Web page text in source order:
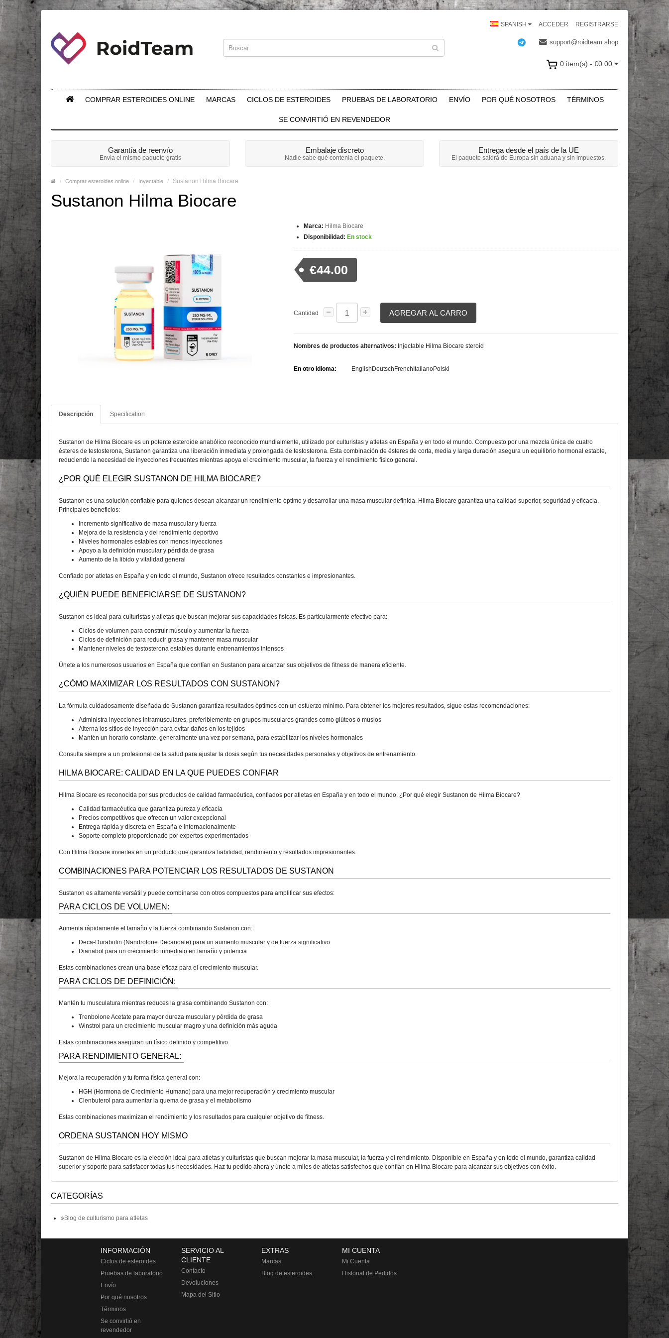
ACCEDER REGISTRARSE
SPANISH
support@roidteam.shop
0 item(s) - €0.00
COMPRAR ESTEROIDES ONLINE MARCAS CICLOS DE ESTEROIDES PRUEBAS DE LABORATORIO ENVÍO POR QUÉ NOSOTROS TÉRMINOS
SE CONVIRTIÓ EN REVENDEDOR
Garantía de reenvío
Envía el mismo paquete gratis
Embalaje discreto
Nadie sabe qué contenía el paquete.
Entrega desde el país de la UE
El paquete saldrá de Europa sin aduana y sin impuestos.
Comprar esteroides online Inyectable Sustanon Hilma Biocare
Sustanon Hilma Biocare
Marca: Hilma Biocare
Disponibilidad: En stock
€44.00
Cantidad AGREGAR AL CARRO
Nombres de productos alternativos: Injectable Hilma Biocare steroid
En otro idioma: English Deutsch French ItalianoPolski
Descripción Specification
Sustanon de Hilma Biocare es un potente esteroide anabólico reconocido mundialmente, utilizado por culturistas y atletas en España y en todo el mundo. Compuesto por una mezcla única de cuatro
ésteres de testosterona, Sustanon garantiza una liberación inmediata y prolongada de testosterona. Esta combinación de ésteres de corta, media y larga duración asegura un equilibrio hormonal estable,
reduciendo la necesidad de inyecciones frecuentes mientras apoya el crecimiento muscular, la fuerza y el rendimiento físico general.
¿POR QUÉ ELEGIR SUSTANON DE HILMA BIOCARE?
Sustanon es una solución confiable para quienes desean alcanzar un rendimiento óptimo y desarrollar una masa muscular definida. Hilma Biocare garantiza una calidad superior, seguridad y eficacia.
Principales beneficios:
Incremento significativo de masa muscular y fuerza
Mejora de la resistencia y del rendimiento deportivo
Niveles hormonales estables con menos inyecciones
Apoyo a la definición muscular y pérdida de grasa
Aumento de la libido y vitalidad general
Confiado por atletas en España y en todo el mundo, Sustanon ofrece resultados constantes e impresionantes.
¿QUIÉN PUEDE BENEFICIARSE DE SUSTANON?
Sustanon es ideal para culturistas y atletas que buscan mejorar sus capacidades físicas. Es particularmente efectivo para:
Ciclos de volumen para construir músculo y aumentar la fuerza
Ciclos de definición para reducir grasa y mantener masa muscular
Mantener niveles de testosterona estables durante entrenamientos intensos
Únete a los numerosos usuarios en España que confían en Sustanon para alcanzar sus objetivos de fitness de manera eficiente.
¿CÓMO MAXIMIZAR LOS RESULTADOS CON SUSTANON?
La fórmula cuidadosamente diseñada de Sustanon garantiza resultados óptimos con un esfuerzo mínimo. Para obtener los mejores resultados, sigue estas recomendaciones:
Administra inyecciones intramusculares, preferiblemente en grupos musculares grandes como glúteos o muslos
Alterna los sitios de inyección para evitar daños en los tejidos
Mantén un horario constante, generalmente una vez por semana, para estabilizar los niveles hormonales
Consulta siempre a un profesional de la salud para ajustar la dosis según tus necesidades personales y objetivos de entrenamiento.
HILMA BIOCARE: CALIDAD EN LA QUE PUEDES CONFIAR
Hilma Biocare es reconocida por sus productos de calidad farmacéutica, confiados por atletas en España y en todo el mundo. ¿Por qué elegir Sustanon de Hilma Biocare?
Calidad farmacéutica que garantiza pureza y eficacia
Precios competitivos que ofrecen un valor excepcional
Entrega rápida y discreta en España e internacionalmente
Soporte completo proporcionado por expertos experimentados
Con Hilma Biocare inviertes en un producto que garantiza fiabilidad, rendimiento y resultados impresionantes.
COMBINACIONES PARA POTENCIAR LOS RESULTADOS DE SUSTANON
Sustanon es altamente versátil y puede combinarse con otros compuestos para amplificar sus efectos:
PARA CICLOS DE VOLUMEN:
Aumenta rápidamente el tamaño y la fuerza combinando Sustanon con:
Deca-Durabolin (Nandrolone Decanoate) para un aumento muscular y de fuerza significativo
Dianabol para un crecimiento inmediato en tamaño y potencia
Estas combinaciones crean una base eficaz para el crecimiento muscular.
PARA CICLOS DE DEFINICIÓN:
Mantén tu musculatura mientras reduces la grasa combinando Sustanon con:
Trenbolone Acetate para mayor dureza muscular y pérdida de grasa
Winstrol para un crecimiento muscular magro y una definición más aguda
Estas combinaciones aseguran un físico definido y competitivo.
PARA RENDIMIENTO GENERAL:
Mejora la recuperación y tu forma física general con:
HGH (Hormona de Crecimiento Humano) para una mejor recuperación y crecimiento muscular
Clenbuterol para aumentar la quema de grasa y el metabolismo
Estas combinaciones maximizan el rendimiento y los resultados para cualquier objetivo de fitness.
ORDENA SUSTANON HOY MISMO
Sustanon de Hilma Biocare es la elección ideal para atletas y culturistas que buscan mejorar la masa muscular, la fuerza y el rendimiento. Disponible en España y en todo el mundo, garantiza calidad
superior y soporte para satisfacer todas tus necesidades. Haz tu pedido ahora y únete a miles de atletas satisfechos que confían en Hilma Biocare para alcanzar sus objetivos con éxito.
CATEGORÍAS
Blog de culturismo para atletas
INFORMACIÓN
Ciclos de esteroides
Pruebas de laboratorio
Envío
Por qué nosotros
Términos
Se convirtió en
revendedor
SERVICIO AL
CLIENTE
Contacto
Devoluciones
Mapa del Sitio
EXTRAS
Marcas
Blog de esteroides
MI CUENTA
Mi Cuenta
Historial de Pedidos